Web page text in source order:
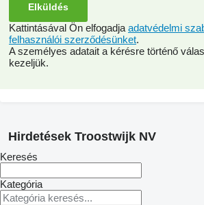
Kattintásával Ön elfogadja adatvédelmi
felhasználói szerződésünket.
A személyes adatait a kérésre történő
kezeljük.
Hirdetések Troostwijk NV
Keresés
Kategória